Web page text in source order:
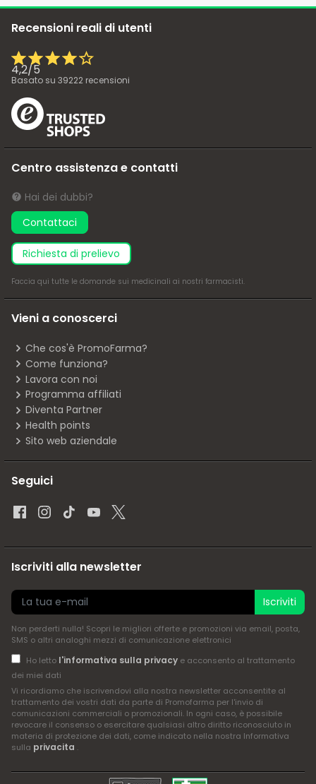
Recensioni reali di utenti
4,2/5
Basato su 39222 recensioni
Centro assistenza e contatti
Hai dei dubbi?
Contattaci
richiesta di prelievo
Faccia qui tutte le domande sui medicinali ai nostri farmacisti.
Vieni a conoscerci
Che cos'è PromoFarma?
Come funziona?
Lavora con noi
Programma affiliati
Diventa Partner
Health points
Sito web aziendale
Seguici
Iscriviti alla newsletter
Iscriviti
Non perderti nulla! Scopri le migliori offerte e promozioni via email, posta,
SMS o altri analoghi mezzi di comunicazione elettronici
Ho letto l'informativa sulla privacye acconsento al trattamento
dei miei dati
Vi ricordiamo che iscrivendovi alla nostra newsletter acconsentite al
trattamento dei vostri dati da parte di Promofarma per l'invio di
comunicazioni commerciali o promozionali. In ogni caso, è possibile
revocare il consenso o esercitare qualsiasi altro diritto riconosciuto in
materia di protezione dei dati, come indicato nella nostra Informativa
sulla privacita .